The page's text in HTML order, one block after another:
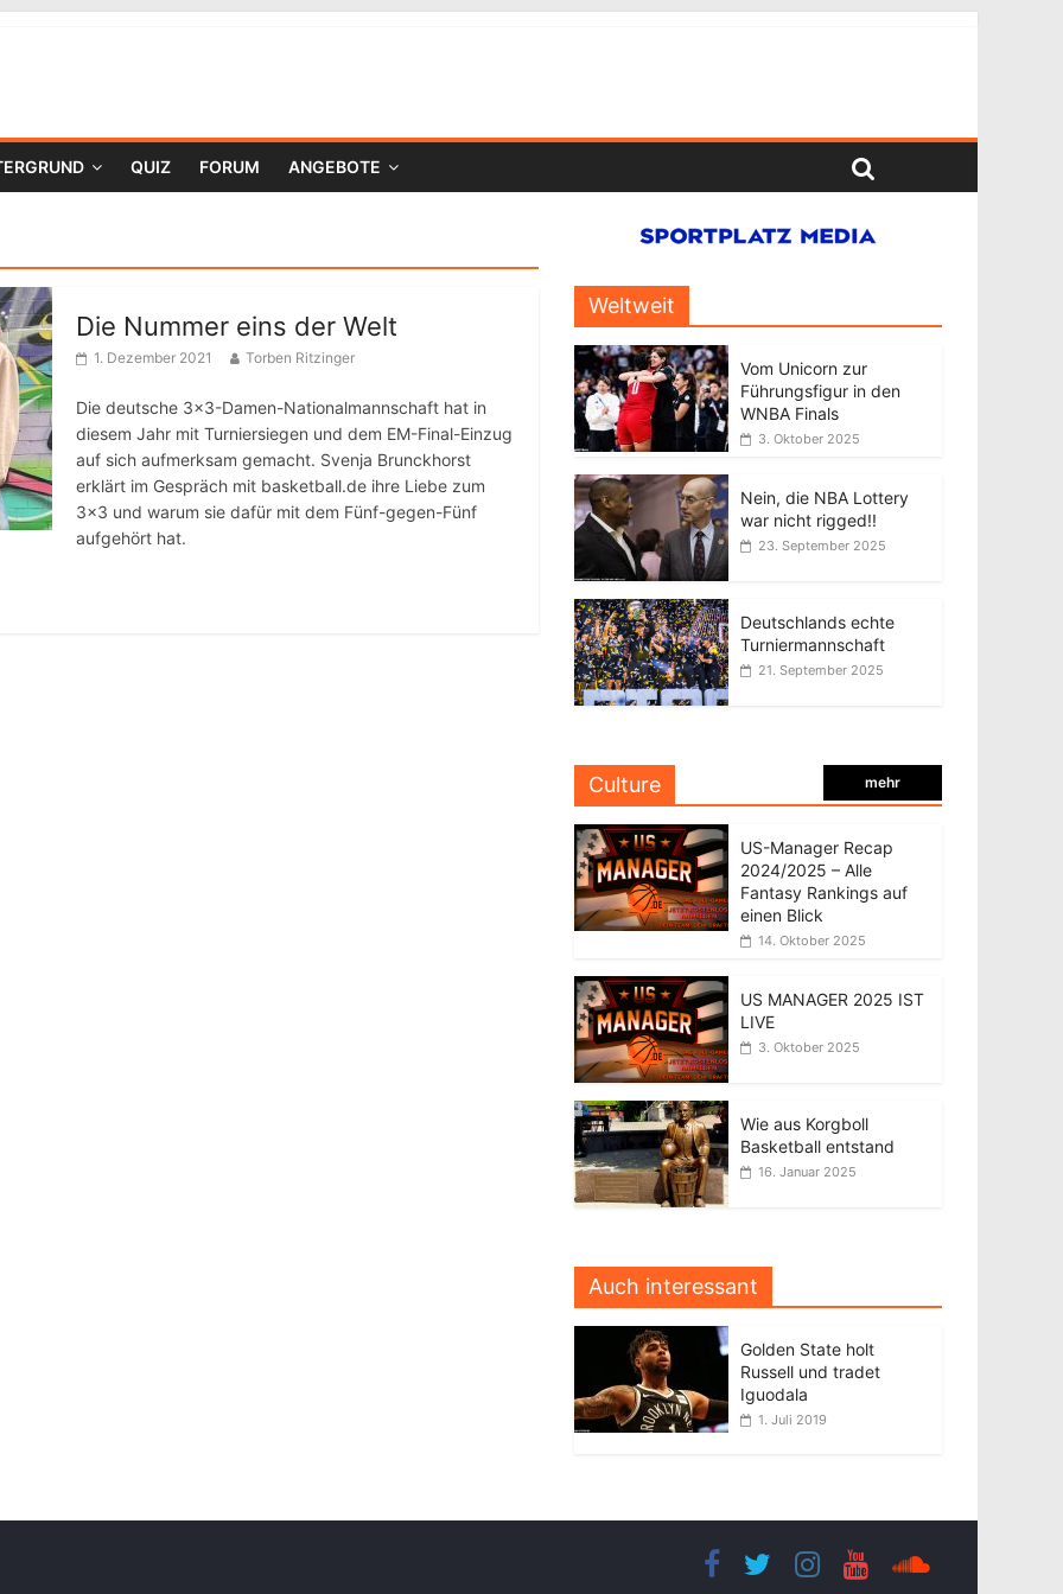
QUIZ FORUM ANGEBOTE
Die Nummer eins der Welt
1. Dezember 2021 Torben Ritzinger
Die deutsche 3×3-Damen-Nationalmannschaft hat in
diesem Jahr mit Turniersiegen und dem EM-Final-Einzug
auf sich aufmerksam gemacht. Svenja Brunckhorst
erklärt im Gespräch mit basketball.de ihre Liebe zum
3×3 und warum sie dafür mit dem Fünf-gegen-Fünf
aufgehört hat.
Weltweit
Vom Unicorn zur
Führungsfigur in den
WNBA Finals
3. Oktober 2025
Nein, die NBA Lottery
war nicht rigged!!
23. September 2025
Deutschlands echte
Turniermannschaft
21. September 2025
Culture mehr
US-Manager Recap
2024/2025 – Alle
Fantasy Rankings auf
einen Blick
14. Oktober 2025
US MANAGER 2025 IST
LIVE
3. Oktober 2025
Wie aus Korgboll
Basketball entstand
16. Januar 2025
Auch interessant
Golden State holt
Russell und tradet
Iguodala
1. Juli 2019